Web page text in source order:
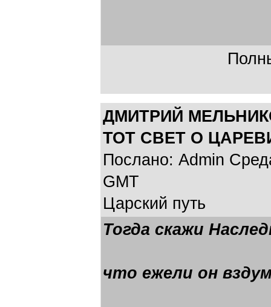
ДМИТРИЙ
ТОТ СВЕТ О
Послано: Admin
GMT
Царский путь
Тогда скажи
что ежели он